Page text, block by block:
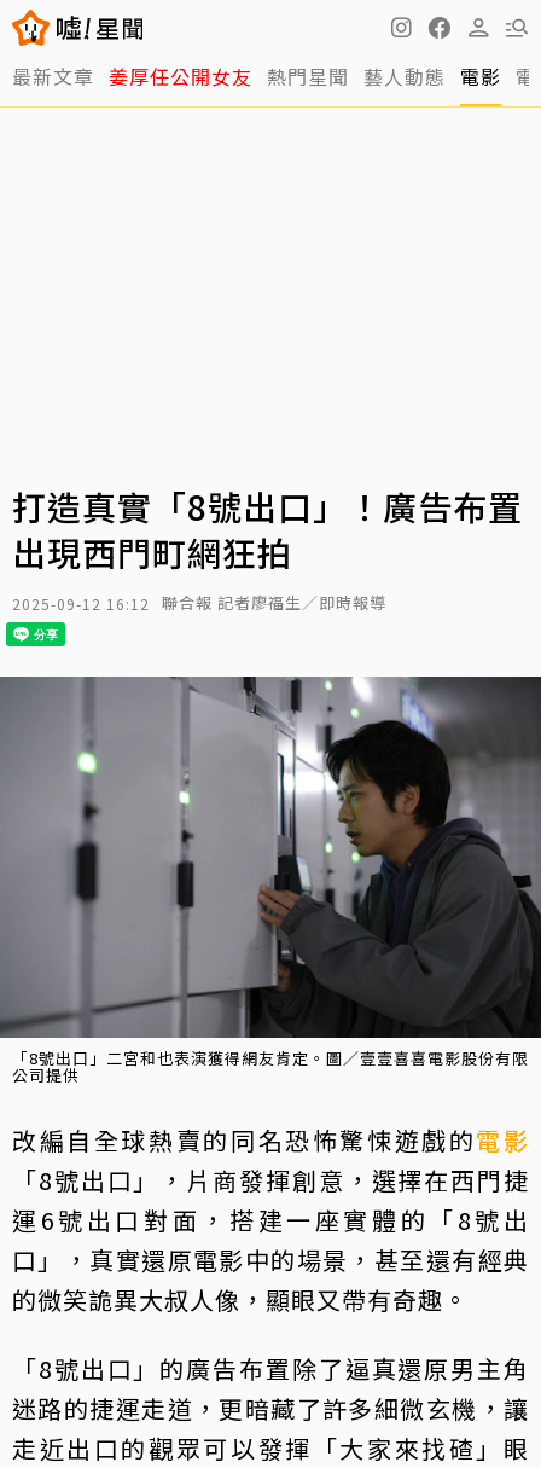
最新文章 姜厚任公開女友 熱門星聞 藝人動態 電影
打造真實「8號出口」！廣告布置
出現西門町網狂拍
2025-09-12 16:12 聯合報 記者廖福生／即時報導
「8號出口」二宮和也表演獲得網友肯定。圖／壹壹喜喜電影股份有限
公司提供
改編自全球熱賣的同名恐怖驚悚遊戲的電影
「8號出口」，片商發揮創意，選擇在西門捷
運6號出口對面，搭建一座實體的「8號出
口」，真實還原電影中的場景，甚至還有經典
的微笑詭異大叔人像，顯眼又帶有奇趣。
「8號出口」的廣告布置除了逼真還原男主角
迷路的捷運走道，更暗藏了許多細微玄機，讓
走近出口的觀眾可以發揮「大家來找碴」眼